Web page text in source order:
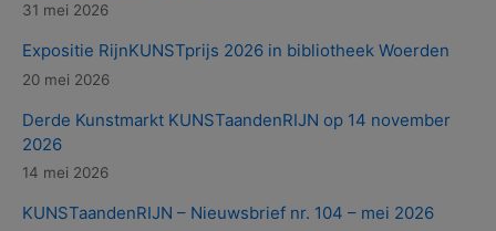
31 mei 2026
Expositie RijnKUNSTprijs 2026 in bibliotheek Woerden
20 mei 2026
Derde Kunstmarkt KUNSTaandenRIJN op 14 november
2026
14 mei 2026
KUNSTaandenRIJN – Nieuwsbrief nr. 104 – mei 2026